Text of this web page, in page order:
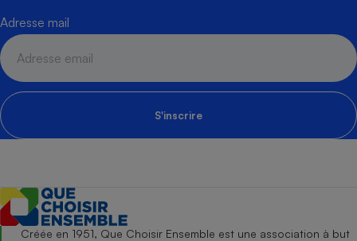
Adresse mail
S'inscrire
Créée en 1951, Que Choisir Ensemble est une association à but